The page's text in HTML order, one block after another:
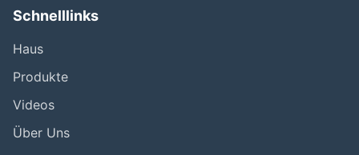
Schnelllinks
Haus
Produkte
Videos
Über Uns